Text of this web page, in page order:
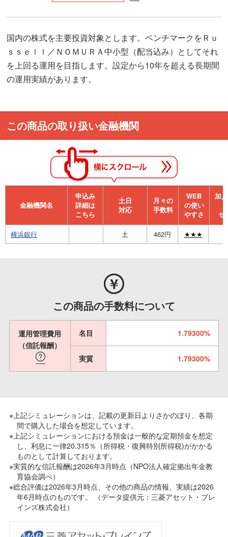
国内の株式を主要投資対象とします。ベンチマークをＲｕ
ｓｓｅｌｌ／ＮＯＭＵＲＡ中小型（配当込み）としてそれ
を上回る運用を目指します。設定から10年を超える長期間
の運用実績があります。
この商品の取り扱い金融機関
金融機関名
申込み
詳細は
こちら
⼟⽇
対応
月々の
手数料
WEB
の使い
やすさ
加
セ
横浜銀行 土 462円 ★★★
この商品の手数料について
運用管理費用
（信託報酬）
名目 1.79300%
実質 1.79300%
※上記シミュレーションは、記載の更新日よりさかのぼり、各期
間で購入した場合を想定しています。
※上記シミュレーションにおける預金は一般的な定期預金を想定
し、利息に一律20.315％（所得税・復興特別所得税)がかかる
ものとして計算しております。
※実質的な信託報酬は2026年3月時点（NPO法人確定拠出年金教
育協会調べ）
※総合評価は2026年3月時点、その他の商品の情報、実績は2026
年6月時点のものです。 （データ提供元：三菱アセット・ブレ
インズ株式会社）